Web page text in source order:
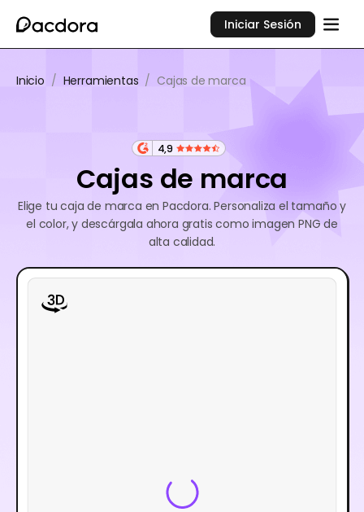
Iniciar Sesión
Inicio / Herramientas / Cajas de marca
4,9
Cajas de marca
Elige tu caja de marca en Pacdora. Personaliza el tamaño y
el color, y descárgala ahora gratis como imagen PNG de
alta calidad.